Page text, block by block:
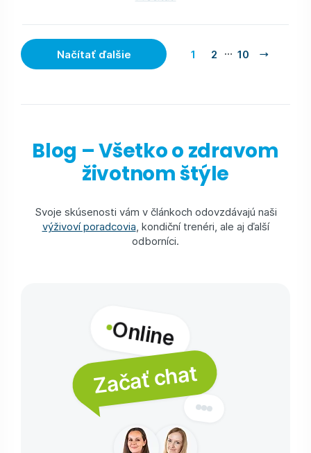
Načítať ďalšie 1 2 … 10
Blog – Všetko o zdravom
životnom štýle
Svoje skúsenosti vám v článkoch odovzdávajú naši
výživoví poradcovia, kondiční trenéri, ale aj ďalší
odborníci.
Online
Začať chat